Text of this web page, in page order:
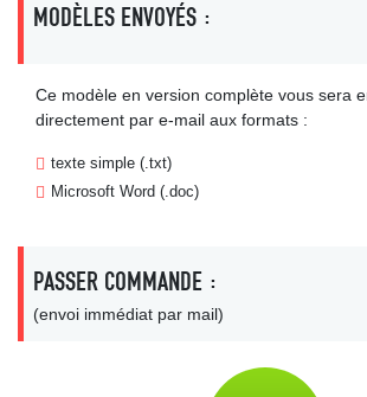
MODÈLES ENVOYÉS :
Ce modèle en version complète vous sera
directement par e-mail aux formats :
texte simple (.txt)
Microsoft Word (.doc)
PASSER COMMANDE :
(envoi immédiat par mail)